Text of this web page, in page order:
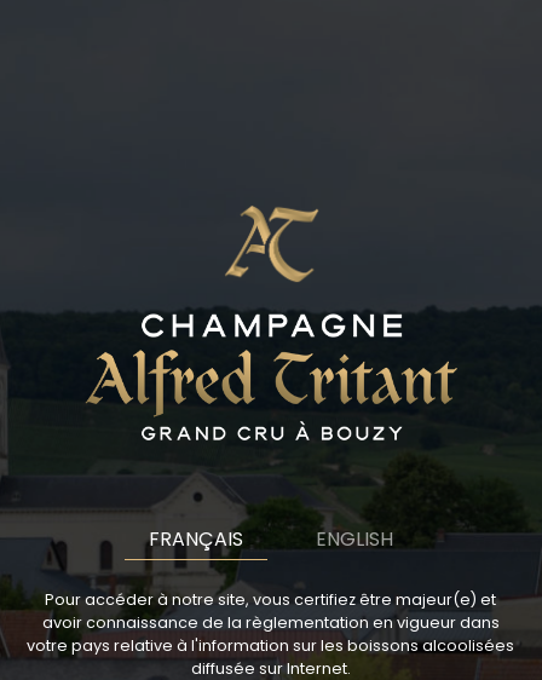
FRANÇAIS ENGLISH
Pour accéder à notre site, vous certifiez être majeur(e) et
avoir connaissance de la règlementation en vigueur dans
votre pays relative à l'information sur les boissons alcoolisées
diffusée sur Internet.